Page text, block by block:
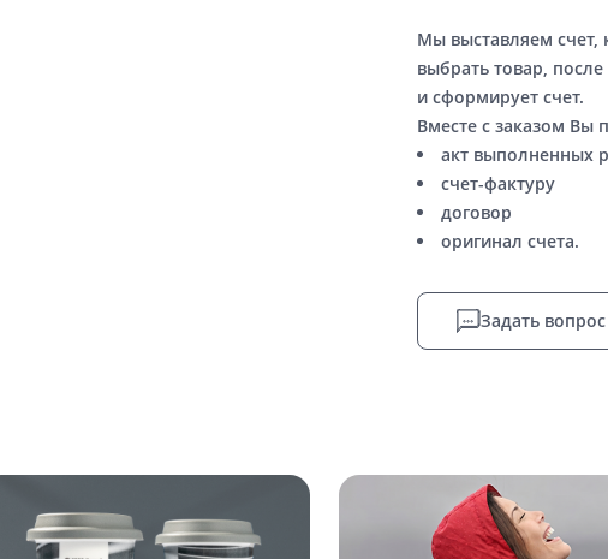
Мы выставляем
выбрать товар,
и сформирует счет.
Вместе с заказом Вы
акт выполненных
счет-фактуру
договор
оригинал счета.
Задать